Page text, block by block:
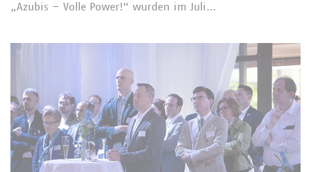
„Azubis – Volle Power!“ wurden im Juli…